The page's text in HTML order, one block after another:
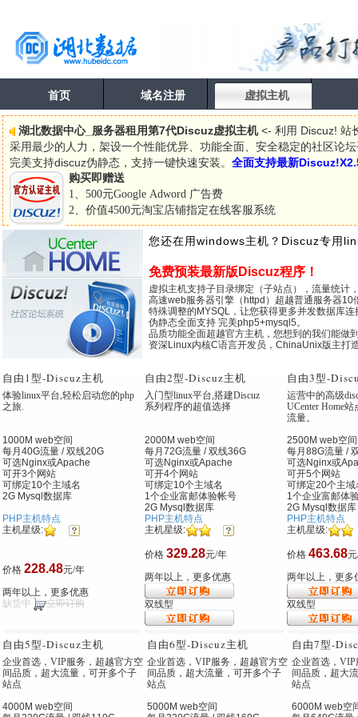
首页 域名注册 虚拟主机
湖北数据中心_服务器租用第7代Discuz虚拟主机<- 利用 Discuz! 站
采用最少的人力，架设一个性能优异、功能全面、安全稳定的社区论
完美支持discuz伪静态，支持一键快速安装。 全面支持最新
购买即赠送
1、500元Google Adword 广告费
2、价值4500元淘宝店铺指定在线客服系统
您还在用windows主机？Discuz专用
免费预装最新版Discuz程序！
虚拟主机支持子目录绑定（子站点），流量统计
高速web服务器引擎（httpd）超越普通服务器10
特殊调整的MYSQL，让您获得更多并发数据库连
伪静态全面支持 完美php5+mysql5。
品质功能全面超越官方主机，您想到的我们能做
资深Linux内核C语言开发员，ChinaUnix版主打
自由1型-Discuz主机
体验linux平台,轻松启动您的php
之旅.
1000M web空间
每月40G流量 / 双线20G
可选Nginx或Apache
可开3个网站
可绑定10个主域名
2G Mysql数据库
PHP主机特点
主机星级:
自由2型-Discuz主机
入门型linux平台,搭建Discuz
系列程序的超值选择
2000M web空间
每月72G流量 / 双线36G
可选Nginx或Apache
可开4个网站
可绑定10个主域名
1个企业富邮体验帐号
2G Mysql数据库
PHP主机特点
主机星级:
自由3型-
运营中的高级
UCenter Home
流量。
2500M web空间
每月88G流量 /
可选Nginx或
可开5个网站
可绑定20个主域
1个企业富邮体
2G Mysql数据库
PHP主机特点
主机星级:
价格 228.48元/年
两年以上，更多优惠
缺货中
立即订购
价格 329.28元/年
两年以上，更多优惠
双线型
价格 463.68
两年以上，更多
双线型
自由5型-Discuz主机
企业首选，VIP服务，超越官方空
间品质，超大流量，可开多个子
站点
4000M web空间
自由6型-Discuz主机
企业首选，VIP服务，超越官方空
间品质，超大流量，可开多个子
站点
5000M web空间
自由7型-
企业首选，
间品质，超大
站点
6000M web空